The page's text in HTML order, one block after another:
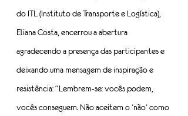
do ITL (Instituto de Transporte e Logística),
Eliana Costa, encerrou a abertura
agradecendo a presença das participantes e
deixando uma mensagem de inspiração e
resistência: “Lembrem-se: vocês podem,
vocês conseguem. Não aceitem o 'não' como